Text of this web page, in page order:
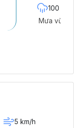
100 %
Mưa vừa
5 km/h